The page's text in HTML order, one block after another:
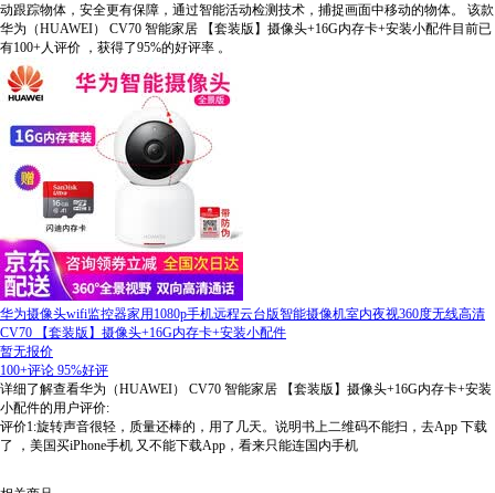
动跟踪物体，安全更有保障，通过智能活动检测技术，捕捉画面中移动的物体。
该款
华为（HUAWEI） CV70 智能家居 【套装版】摄像头+16G内存卡+安装小配件目前已
有100+人评价 ，获得了95%的好评率 。
华为摄像头wifi监控器家用1080p手机远程云台版智能摄像机室内夜视360度无线高清
CV70 【套装版】摄像头+16G内存卡+安装小配件
暂无报价
100+评论 95%好评
详细了解查看华为（HUAWEI） CV70 智能家居 【套装版】摄像头+16G内存卡+安装
小配件的用户评价:
评价1:旋转声音很轻，质量还棒的，用了几天。说明书上二维码不能扫，去App 下载
了 ，美国买iPhone手机 又不能下载App，看来只能连国内手机